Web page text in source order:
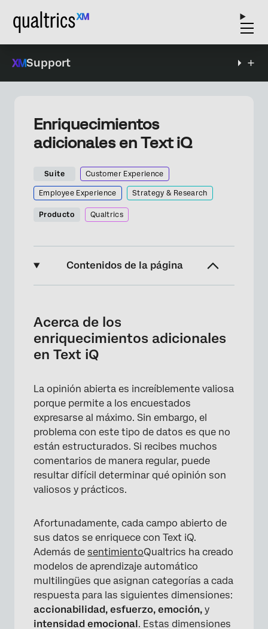
Support
Enriquecimientos
adicionales en Text iQ
Suite Customer Experience
Employee Experience Strategy & Research
Producto Qualtrics
Contenidos de la página
Accionabilidad
Esfuerzo
Añadiendo enriquecimientos
Dónde ver enriquecimientos adicionales
Campos compatibles con enriquecimientos
de Text iQ
Acerca de los
enriquecimientos adicionales
en Text iQ
La opinión abierta es increíblemente valiosa
porque permite a los encuestados
expresarse al máximo. Sin embargo, el
problema con este tipo de datos es que no
están estructurados. Si recibes muchos
comentarios de manera regular, puede
resultar difícil determinar qué opinión son
valiosos y prácticos.
Afortunadamente, cada campo abierto de
sus datos se enriquece con Text iQ.
Además de sentimientoQualtrics ha creado
modelos de aprendizaje automático
multilingües que asignan categorías a cada
respuesta para las siguientes dimensiones:
accionabilidad, esfuerzo, emoción, y
intensidad emocional. Estas dimensiones